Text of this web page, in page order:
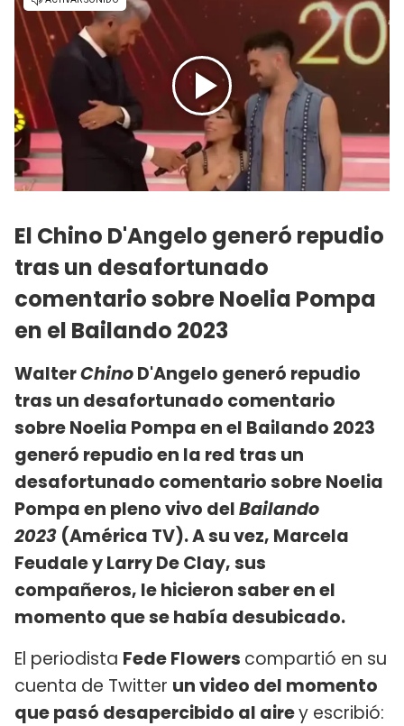
El Chino D'Angelo generó repudio
tras un desafortunado
comentario sobre Noelia Pompa
en el Bailando 2023
WalterChinoD'Angelo generó repudio
tras un desafortunado comentario
sobre Noelia Pompa en el Bailando 2023
generó repudio en la red tras un
desafortunado comentario sobre Noelia
Pompa en pleno vivo delBailando
2023 (América TV). A su vez, Marcela
Feudale y Larry De Clay, sus
compañeros, le hicieron saber en el
momento que se había desubicado.
El periodista Fede Flowers compartió en su
cuenta de Twitter un video del momento
que pasó desapercibido al airey escribió: